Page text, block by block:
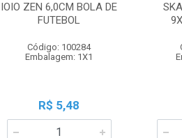
IOIO ZEN 6,0CM BOLA DE
FUTEBOL
Código: 100284
Embalagem: 1X1
R$ 5,48